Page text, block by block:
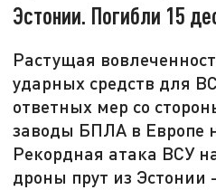
Эстонии. Погибли 15
Растущая
ударных средств для
ответных мер со
заводы БПЛА в Европе
Рекордная атака ВСУ
дроны прут из Эстонии